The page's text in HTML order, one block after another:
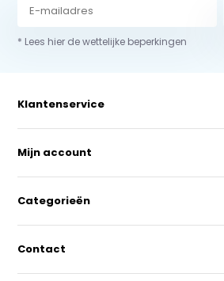
* Lees hier de wettelijke beperkingen
Klantenservice
Mijn account
Categorieën
Contact